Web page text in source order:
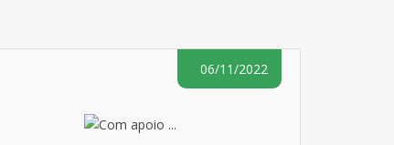
06/11/2022